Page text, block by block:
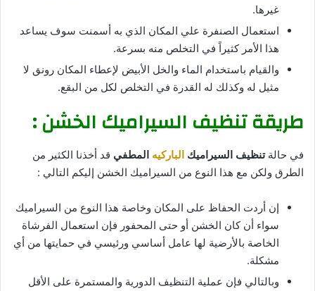
غيرها.
استعمال الصنفرة علي المكان الذي به أسمنت سوف يساعد
هذا الأمر كثيراً في التخلص منه بسرعة.
والقيام باستخدام الماء والخل الأبيض لإعطاء المكان رونق لا
مثيل له وكذلك له القدرة في التخلص لكل من البقع.
طريقة تنظيف السيراميك الخشن :
في حالةتنظيف السيراميك الباركيه المطفي قد أخذنا الكثير من
الطرق ولكن مع هذا النوع من السيراميك الخشن إليكم التالي :
إن أردت الحفاظ على المكان وخاصة هذا النوع من السيراميك
سواء أن كان الخشن أو حتى المحفور فإن استعمال الفرشاة
الخاصة بالأرضية لها عامل أساسي ورئيسي في حمايتها من أي
مشكلة.
وبالتالي فإن عملية التنظيف الدورية والمستمرة على الأقل